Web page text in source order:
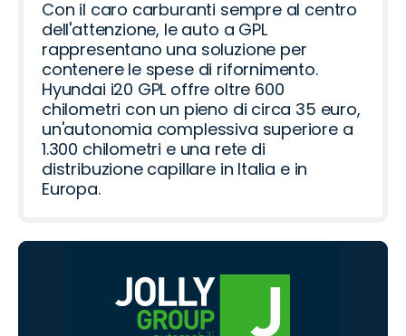
Con il caro carburanti sempre al centro
dell'attenzione, le auto a GPL
rappresentano una soluzione per
contenere le spese di rifornimento.
Hyundai i20 GPL offre oltre 600
chilometri con un pieno di circa 35 euro,
un'autonomia complessiva superiore a
1.300 chilometri e una rete di
distribuzione capillare in Italia e in
Europa.